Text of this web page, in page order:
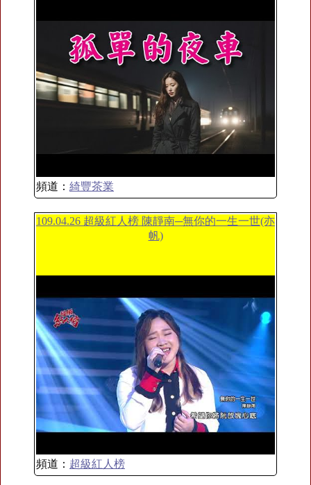
頻道： 綺豐茶業
109.04.26 超級紅人榜 陳靜南─無你的一生一世(亦
帆)
頻道： 超級紅人榜